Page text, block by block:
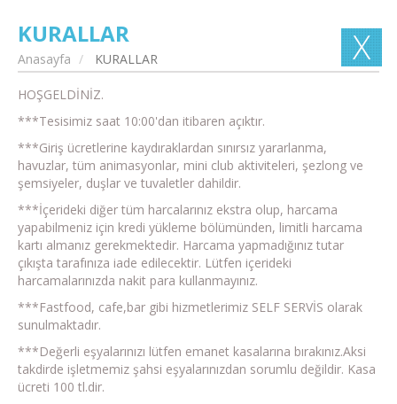
KURALLAR
Anasayfa KURALLAR
HOŞGELDİNİZ.
***Tesisimiz saat 10:00'dan itibaren açıktır.
***Giriş ücretlerine kaydıraklardan sınırsız yararlanma,
havuzlar, tüm animasyonlar, mini club aktiviteleri, şezlong ve
şemsiyeler, duşlar ve tuvaletler dahildir.
***İçerideki diğer tüm harcalarınız ekstra olup, harcama
yapabilmeniz için kredi yükleme bölümünden, limitli harcama
kartı almanız gerekmektedir. Harcama yapmadığınız tutar
çıkışta tarafınıza iade edilecektir. Lütfen içerideki
harcamalarınızda nakit para kullanmayınız.
***Fastfood, cafe,bar gibi hizmetlerimiz SELF SERVİS olarak
sunulmaktadır.
***Değerli eşyalarınızı lütfen emanet kasalarına bırakınız.Aksi
takdirde işletmemiz şahsi eşyalarınızdan sorumlu değildir. Kasa
ücreti 100 tl.dir.